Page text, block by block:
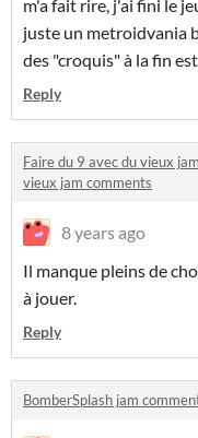
m'a fait rire, j'ai fini le
juste un metroidvania
des "croquis" à la fin
Reply
Faire du 9 avec du vieux
vieux jam comments
8 years ago
Il manque pleins de
à jouer.
Reply
BomberSplash jam